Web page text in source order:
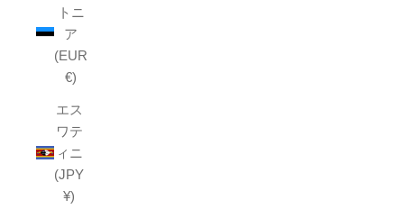
トニ
ア
(EUR
€)
エス
ワテ
ィニ
(JPY
¥)